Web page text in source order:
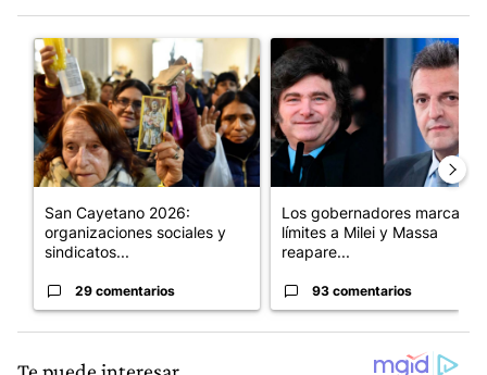
Un artículo de tendencia con el título "San Cayetano 2026:
San Cayetano 2026:
organizaciones sociales y
sindicatos...
29 comentarios
Un artículo de tendencia
Los gobernadores marcan
límites a Milei y Massa
reapare...
93 comentarios